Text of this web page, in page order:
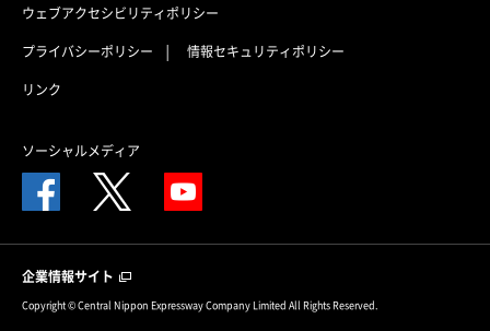
ウェブアクセシビリティポリシー
プライバシーポリシー
情報セキュリティポリシー
リンク
ソーシャルメディア
企業情報サイト
Copyright © Central Nippon Expressway Company Limited All Rights Reserved.